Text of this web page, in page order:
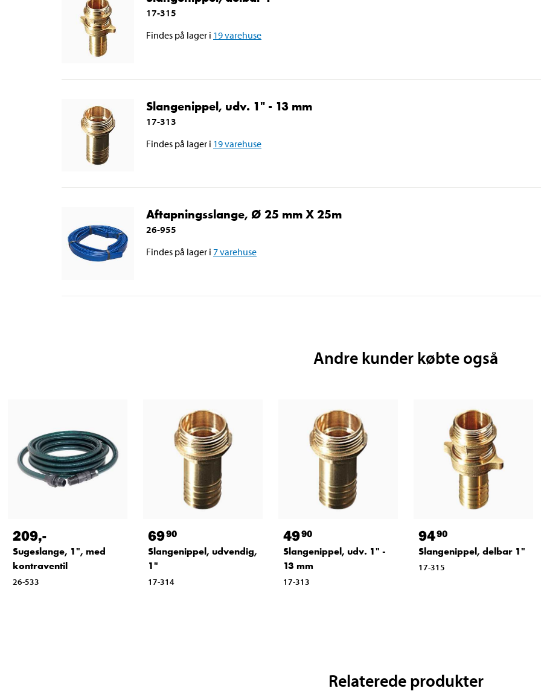
17-315
Findes på lager i 19varehuse
Slangenippel, udv. 1" - 13 mm
17-313
Findes på lager i 19varehuse
Aftapningsslange, Ø 25 mm X 25m
26-955
Findes på lager i 7varehuse
Andre kunder købte også
209,-
Sugeslange, 1", med
kontraventil
26-533
6990
Slangenippel, udvendig,
1"
17-314
4990
Slangenippel, udv. 1" -
13 mm
17-313
9490
Slangenippel, delbar 1"
17-315
Relaterede produkter